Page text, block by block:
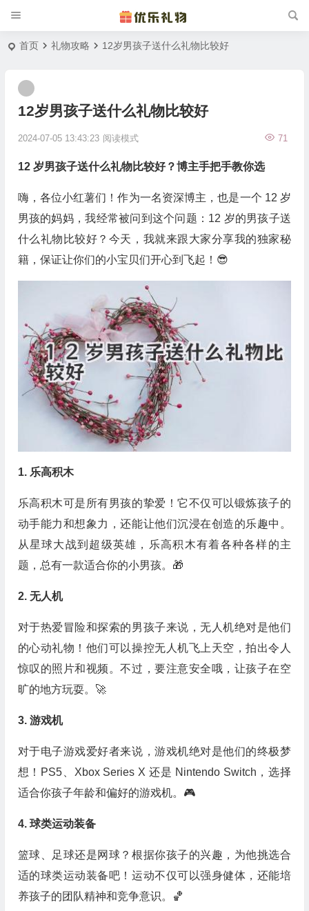
首页 礼物攻略 12岁男孩子送什么礼物比较好
12岁男孩子送什么礼物比较好
2024-07-05 13:43:23 71
阅读模式
12 岁男孩子送什么礼物比较好？博主手把手教你选
嗨，各位小红薯们！作为一名资深博主，也是一个 12 岁
男孩的妈妈，我经常被问到这个问题：12 岁的男孩子送
什么礼物比较好？今天，我就来跟大家分享我的独家秘
籍，保证让你们的小宝贝们开心到飞起！😎
1. 乐高积木
乐高积木可是所有男孩的挚爱！它不仅可以锻炼孩子的
动手能力和想象力，还能让他们沉浸在创造的乐趣中。
从星球大战到超级英雄，乐高积木有着各种各样的主
题，总有一款适合你的小男孩。🎁
2. 无人机
对于热爱冒险和探索的男孩子来说，无人机绝对是他们
的心动礼物！他们可以操控无人机飞上天空，拍出令人
惊叹的照片和视频。不过，要注意安全哦，让孩子在空
旷的地方玩耍。🚀
3. 游戏机
对于电子游戏爱好者来说，游戏机绝对是他们的终极梦
想！PS5、Xbox Series X 还是 Nintendo Switch，选择
适合你孩子年龄和偏好的游戏机。🎮
4. 球类运动装备
篮球、足球还是网球？根据你孩子的兴趣，为他挑选合
适的球类运动装备吧！运动不仅可以强身健体，还能培
养孩子的团队精神和竞争意识。🏀